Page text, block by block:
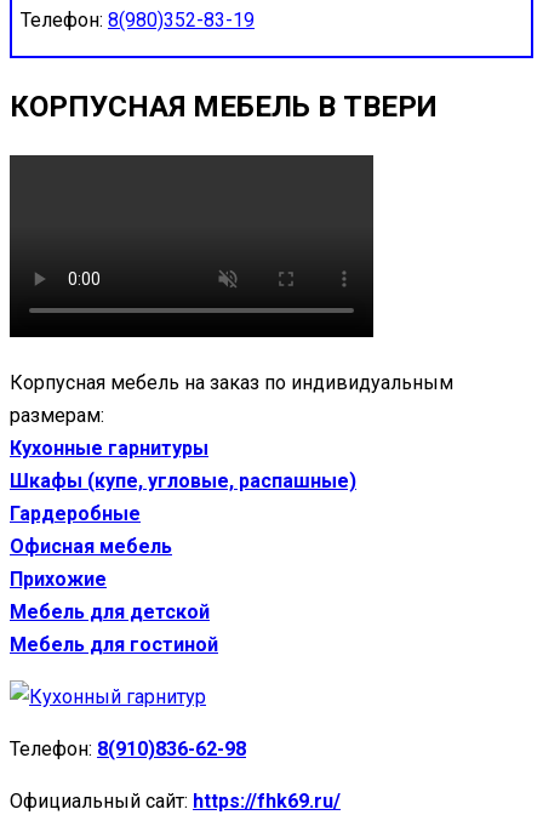
Телефон: 8(980)352-83-19
КОРПУСНАЯ МЕБЕЛЬ В ТВЕРИ
Корпусная мебель на заказ по индивидуальным
размерам:
Кухонные гарнитуры
Шкафы (купе, угловые, распашные)
Гардеробные
Офисная мебель
Прихожие
Мебель для детской
Мебель для гостиной
Телефон: 8(910)836-62-98
Официальный сайт: https://fhk69.ru/